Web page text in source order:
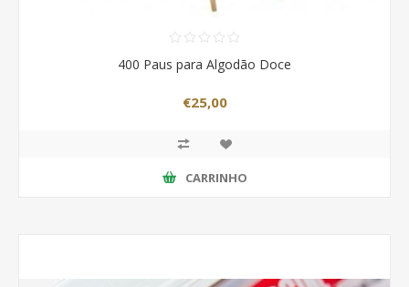
400 Paus para Algodão Doce
€25,00
CARRINHO